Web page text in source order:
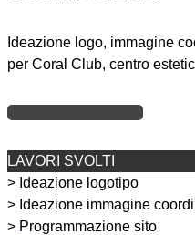
Ideazione logo, immagine
per Coral Club, centro
LAVORI SVOLTI
> Ideazione logotipo
> Ideazione immagine
> Programmazione sito